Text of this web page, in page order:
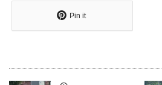
Pin it